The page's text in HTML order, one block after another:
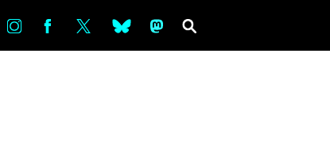
in bsky ms